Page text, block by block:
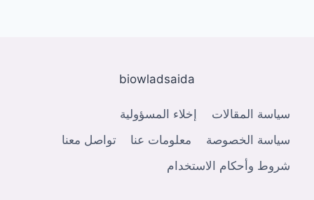
biowladsaida
سياسة المقالات
إخلاء المسؤولية
سياسة الخصوصة
معلومات عنا
تواصل معنا
شروط وأحكام الاستخدام